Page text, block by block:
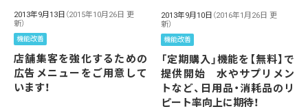
2013年9月13日 （2015年10月26日 更
新）
機能改善
店舗集客を強化するための
広告メニューをご用意して
います！
2013年9月10日 （2016年1月26日 更
新）
機能改善
「定期購入」機能を【無料】で
提供開始 水やサプリメン
トなど、日用品・消耗品のリ
ピート率向上に期待！